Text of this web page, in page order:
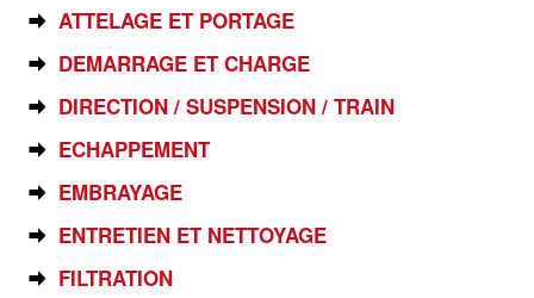
ATTELAGE ET PORTAGE
DEMARRAGE ET CHARGE
DIRECTION / SUSPENSION / TRAIN
ECHAPPEMENT
EMBRAYAGE
ENTRETIEN ET NETTOYAGE
FILTRATION